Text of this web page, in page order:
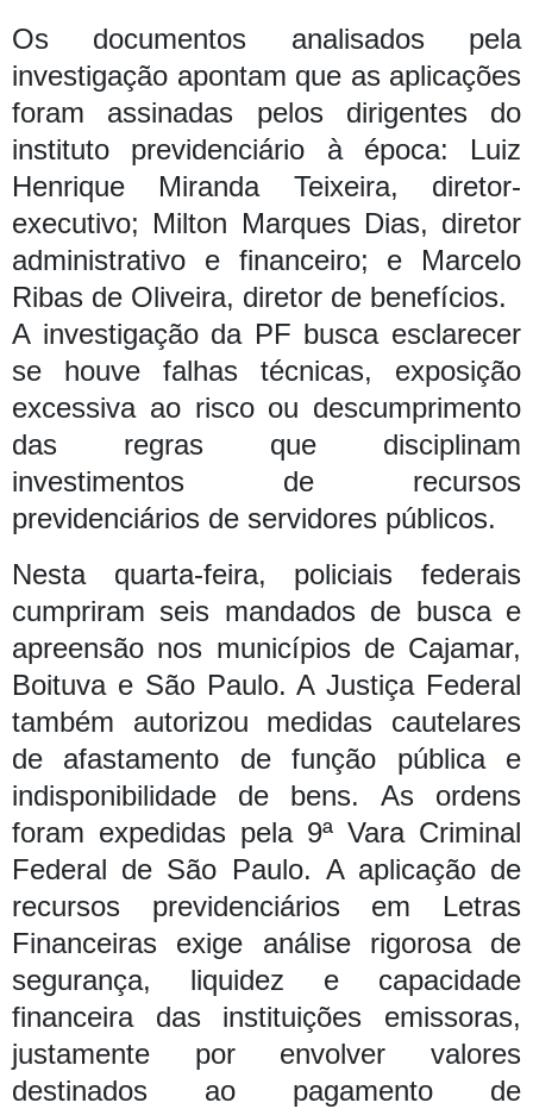
Os documentos analisados pela
investigação apontam que as aplicações
foram assinadas pelos dirigentes do
instituto previdenciário à época: Luiz
Henrique Miranda Teixeira, diretor-
executivo; Milton Marques Dias, diretor
administrativo e financeiro; e Marcelo
Ribas de Oliveira, diretor de benefícios.
A investigação da PF busca esclarecer
se houve falhas técnicas, exposição
excessiva ao risco ou descumprimento
das regras que disciplinam
investimentos de recursos
previdenciários de servidores públicos.
Nesta quarta-feira, policiais federais
cumpriram seis mandados de busca e
apreensão nos municípios de Cajamar,
Boituva e São Paulo. A Justiça Federal
também autorizou medidas cautelares
de afastamento de função pública e
indisponibilidade de bens. As ordens
foram expedidas pela 9ª Vara Criminal
Federal de São Paulo. A aplicação de
recursos previdenciários em Letras
Financeiras exige análise rigorosa de
segurança, liquidez e capacidade
financeira das instituições emissoras,
justamente por envolver valores
destinados ao pagamento de